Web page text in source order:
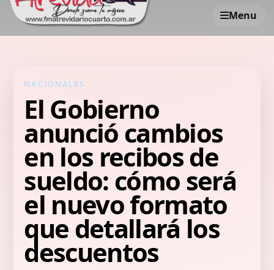
Menu
NACIONALES
El Gobierno
anunció cambios
en los recibos de
sueldo: cómo será
el nuevo formato
que detallará los
descuentos